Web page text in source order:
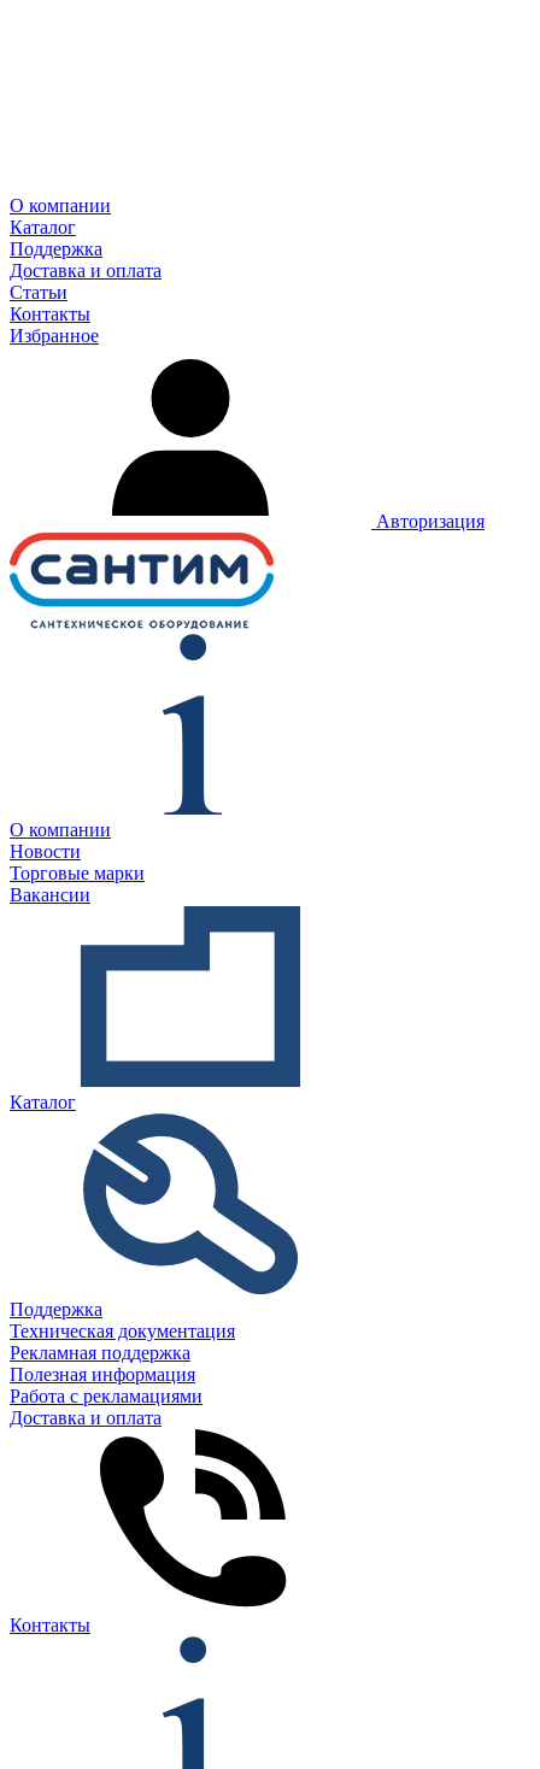
О компании
Каталог
Поддержка
Доставка и оплата
Статьи
Контакты
Избранное
Авторизация
О компании
Новости
Торговые марки
Вакансии
Каталог
Поддержка
Техническая документация
Рекламная поддержка
Полезная информация
Работа с рекламациями
Доставка и оплата
Контакты